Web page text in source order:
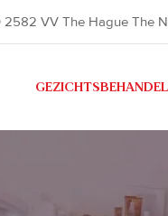
VV The Hague The